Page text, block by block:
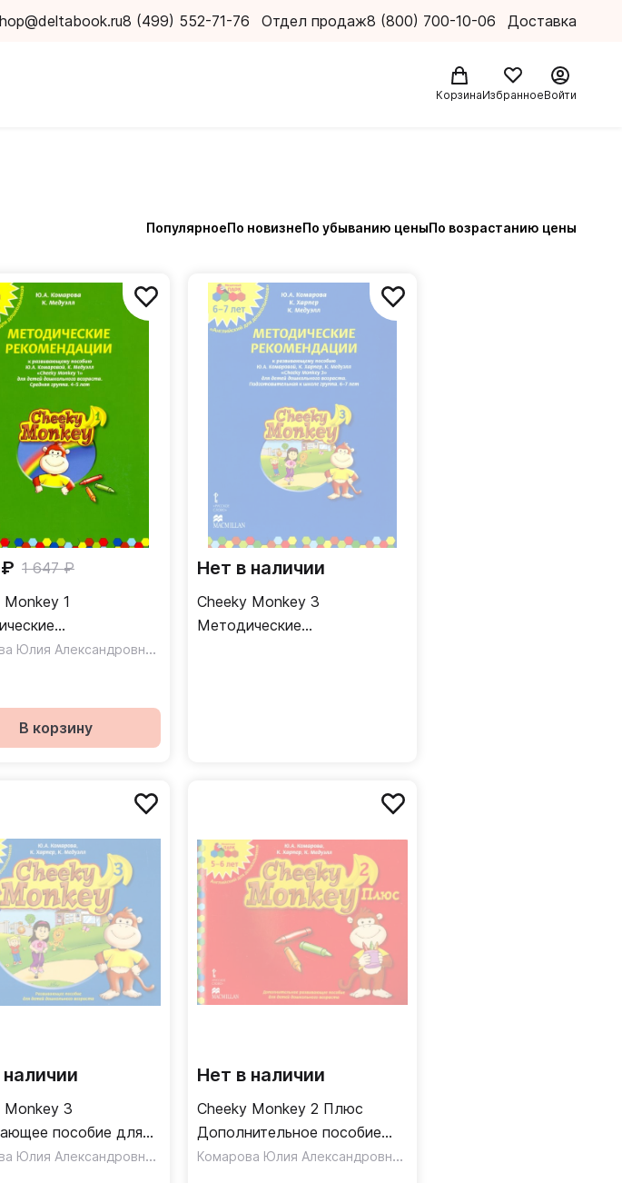
8 (499) 552-71-76 Отдел продаж8 (800) 700-10-06 Доставка
КорзинаИзбранноеВойти
ПопулярноеПо новизнеПо убыванию ценыПо возрастанию цены
1 647 ₽
Monkey 1
Средняя
Комарова Юлия Александровна,
В корзину
Нет в наличии
Cheeky Monkey 3
Методические
Monkey 3
пособие для
Комарова Юлия Александровна, Харпер Кэтрин, Медуэлл Клэр
Нет в наличии
Cheeky Monkey 2 Плюс
Дополнительное пособие
для дошкольников СтаршаяКомарова Юлия Александровна,